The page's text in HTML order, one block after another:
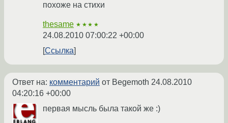
похоже на стихи
thesame ★★★★
24.08.2010 07:00:22 +00:00
Ссылка
Ответ на: комментарий от Begemoth 24.08.2010
04:20:16 +00:00
первая мысль была такой же :)